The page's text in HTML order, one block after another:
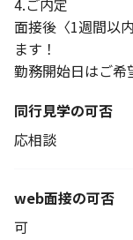
4.ご内定
面接後〈1週間以
ます！
勤務開始日はご希
同行見学の可否
応相談
web面接の可否
可